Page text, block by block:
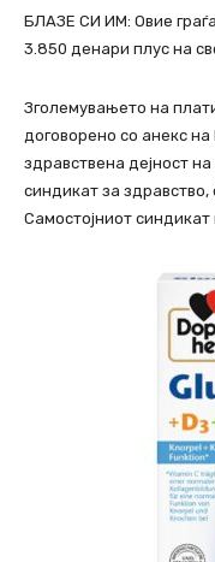
БЛАЗЕ СИ ИМ: Oвие
3.850 денари плус на
Зголемувањето на
договорено со анекс
здравствена дејност
синдикат за
Самостојниот